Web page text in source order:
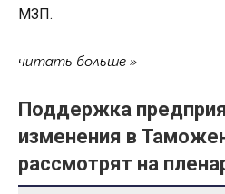
МЗП.
читать больше
Поддержка
изменения в
рассмотрят на